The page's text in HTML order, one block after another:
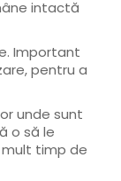
intactă
Important
pentru a
unde sunt
o să le
timp de